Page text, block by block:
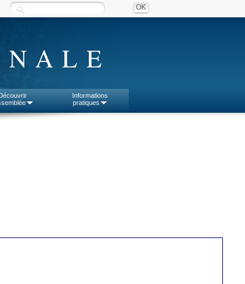
Informations
pratiques